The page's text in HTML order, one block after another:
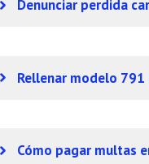
Denunciar perdida
Rellenar modelo 791
Cómo pagar multas